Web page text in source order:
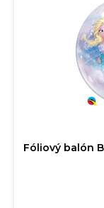
Fóliový balón